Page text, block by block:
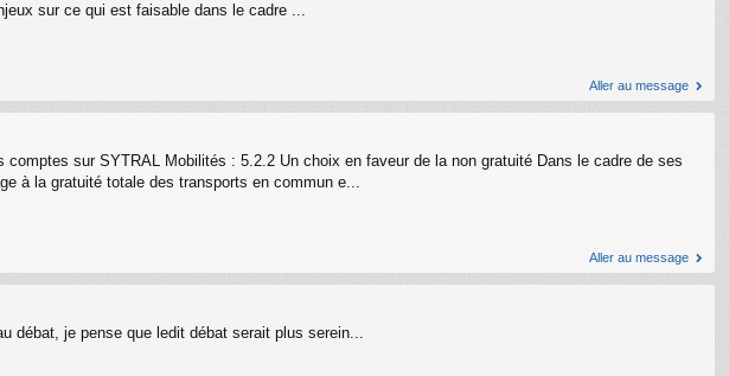
sur ce qui est faisable dans le cadre ...
Aller au message
sur SYTRAL Mobilités : 5.2.2 Un choix en faveur de la non gratuité Dans le cadre de ses
à la gratuité totale des transports en commun e...
Aller au message
débat, je pense que ledit débat serait plus serein...